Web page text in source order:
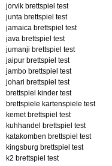
jorvik brettspiel test
junta brettspiel test
jamaica brettspiel test
java brettspiel test
jumanji brettspiel test
jaipur brettspiel test
jambo brettspiel test
johari brettspiel test
brettspiel kinder test
brettspiele kartenspiele test
kemet brettspiel test
kuhhandel brettspiel test
katakomben brettspiel test
kingsburg brettspiel test
k2 brettspiel test